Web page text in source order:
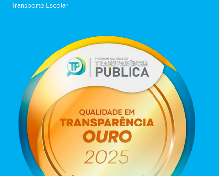
Transporte Escolar